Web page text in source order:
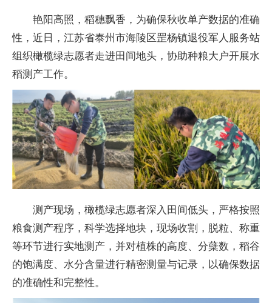
艳阳高照，稻穗飘香，为确保秋收单产数据的准确
性，近日，江苏省泰州市海陵区罡杨镇退役军人服务站
组织橄榄绿志愿者走进田间地头，协助种粮大户开展水
稻测产工作。
测产现场，橄榄绿志愿者深入田间低头，严格按照
粮食测产程序，科学选择地块，现场收割，脱粒、称重
等环节进行实地测产，并对植株的高度、分蘖数，稻谷
的饱满度、水分含量进行精密测量与记录，以确保数据
的准确性和完整性。